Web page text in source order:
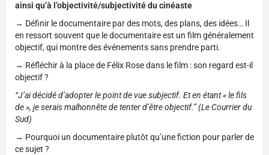
ainsi qu’à l’objectivité/subjectivité du cinéaste
→ Définir le documentaire par des mots, des plans, des idées… Il
en ressort souvent que le documentaire est un film généralement
objectif, qui montre des événements sans prendre parti.
→ Réfléchir à la place de Félix Rose dans le film : son regard est-il
objectif ?
“J’ai décidé d’adopter le point de vue subjectif. Et en étant « le fils
de », je serais malhonnête de tenter d’être objectif.” (Le Courrier du
Sud)
→ Pourquoi un documentaire plutôt qu’une fiction pour parler de
ce sujet ?